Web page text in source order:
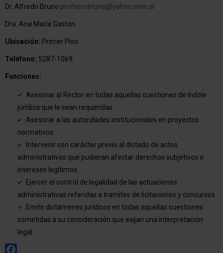
Dr. Alfredo Bruno profesorbruno@yahoo.com.ar
Dra. Ana María Gaston
Ubicación: Primer Piso.
Teléfono: 5287-1069
Funciones:
Asesorar al Rector en todas aquellas cuestiones de índole
jurídica que le sean requeridas.
Asesorar a las autoridades institucionales en proyectos
normativos.
Intervenir con carácter previo al dictado de actos
administrativos que pudieran afectar derechos subjetivos o
intereses legítimos.
Ejercer el control de legalidad de las actuaciones
administrativas referidas a tramites de licitaciones y concursos.
Emitir dictámenes jurídicos en todas aquellas cuestiones
sometidas a su consideración que exijan una interpretación
legal.